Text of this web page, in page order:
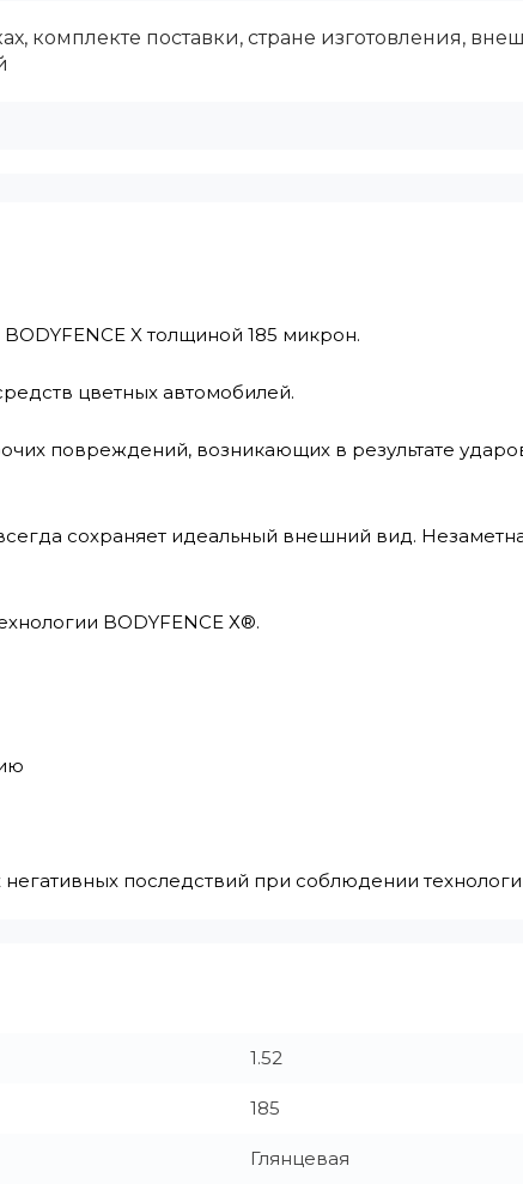
комплекте поставки, стране изготовления,
X толщиной 185 микрон.
цветных автомобилей.
повреждений, возникающих в результате
сохраняет идеальный внешний вид.
BODYFENCE Х®.
негативных последствий при соблюдении
1.52
185
Глянцевая